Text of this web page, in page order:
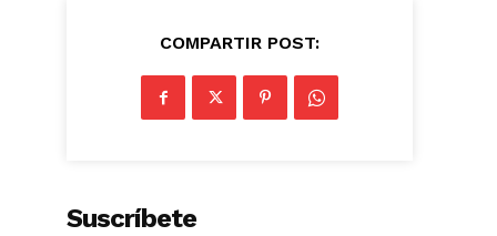
COMPARTIR POST:
Suscríbete